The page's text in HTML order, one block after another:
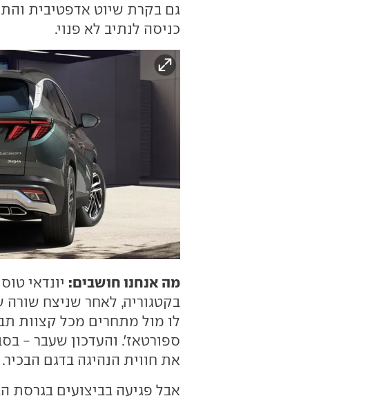
גם בקרת שיוט אדפטיבית
כניסה לנתיב לא פנוי.
מה אנחנו חושבים: יונדאי
בקטגוריה, לאחר שניצח
לו מול מתחרים מכל קצוות
ספורטאז'. והעדכון שעבר -
את חווית הנהיגה בדגם הבכיר.
אבל פגיעה בביצועים בגרסת